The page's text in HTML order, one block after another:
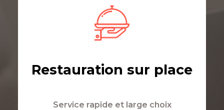
Restauration sur place
Service rapide et large choix